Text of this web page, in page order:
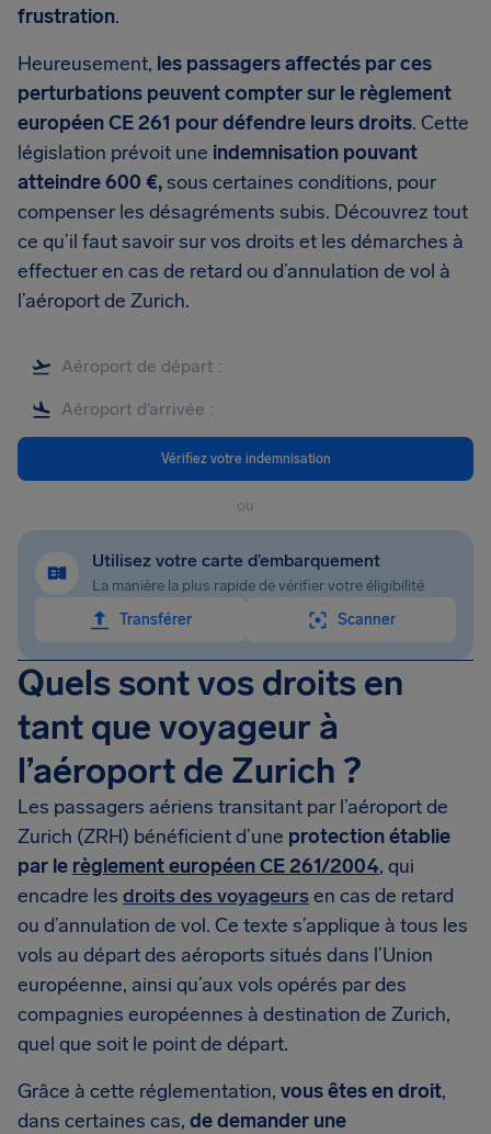
frustration.
Heureusement, les passagers affectés par ces
perturbations peuvent compter sur le règlement
européen CE 261 pour défendre leurs droits. Cette
législation prévoit une indemnisation pouvant
atteindre 600 €,sous certaines conditions, pour
compenser les désagréments subis. Découvrez tout
ce qu’il faut savoir sur vos droits et les démarches à
effectuer en cas de retard ou d’annulation de vol à
l’aéroport de Zurich.
Vérifiez votre indemnisation
ou
Utilisez votre carte d’embarquement
La manière la plus rapide de vérifier votre éligibilité
Transférer
Scanner
Quels sont vos droits en
tant que voyageur à
l’aéroport de Zurich ?
Les passagers aériens transitant par l’aéroport de
Zurich (ZRH) bénéficient d’une protection établie
par le règlement européen CE 261/2004, qui
encadre les droits des voyageursen cas de retard
ou d’annulation de vol. Ce texte s’applique à tous les
vols au départ des aéroports situés dans l’Union
européenne, ainsi qu’aux vols opérés par des
compagnies européennes à destination de Zurich,
quel que soit le point de départ.
Grâce à cette réglementation, vous êtes en droit,
dans certaines cas, de demander une